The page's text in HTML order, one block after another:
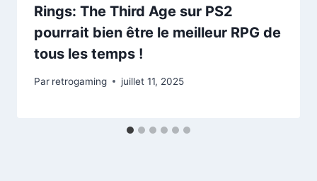
Rings: The Third Age sur PS2
pourrait bien être le meilleur RPG de
tous les temps !
Par retrogaming juillet 11, 2025